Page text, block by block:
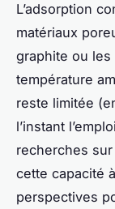
L’adsorption
matériaux
graphite ou
température
reste limitée
l’instant
recherches
cette capacité
perspectives